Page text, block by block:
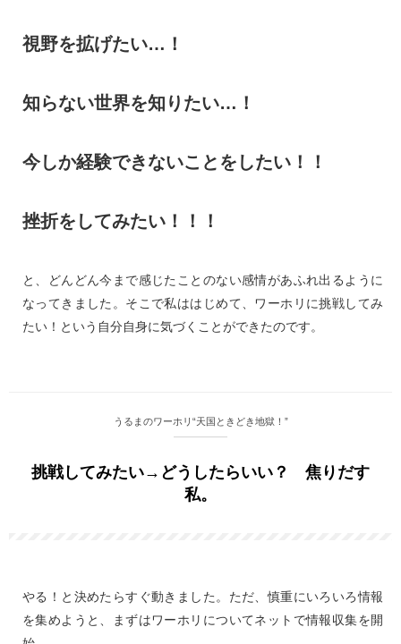
視野を拡げたい…！
知らない世界を知りたい…！
今しか経験できないことをしたい！！
挫折をしてみたい！！！
と、どんどん今まで感じたことのない感情があふれ出るように
なってきました。そこで私ははじめて、ワーホリに挑戦してみ
たい！という自分自身に気づくことができたのです。
うるまのワーホリ“天国ときどき地獄！”
挑戦してみたい→どうしたらいい？ 焦りだす
私。
やる！と決めたらすぐ動きました。ただ、慎重にいろいろ情報
を集めようと、まずはワーホリについてネットで情報収集を開